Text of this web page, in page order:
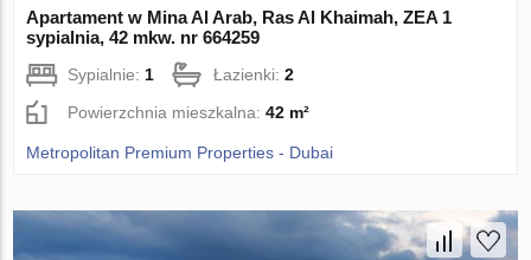
Apartament w Mina Al Arab, Ras Al Khaimah, ZEA 1
sypialnia, 42 mkw. nr 664259
Sypialnie: 1 Łazienki:2
Powierzchnia mieszkalna:42 m²
Metropolitan Premium Properties - Dubai